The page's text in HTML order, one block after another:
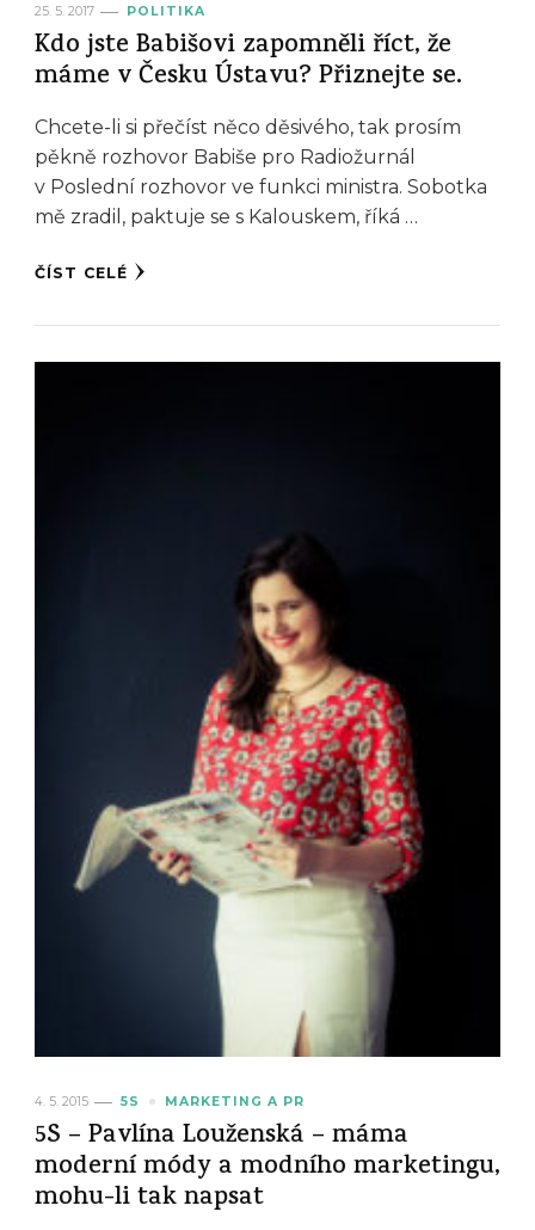
25. 5. 2017 POLITIKA
Kdo jste Babišovi zapomněli říct, že
máme v Česku Ústavu? Přiznejte se.
Chcete-li si přečíst něco děsivého, tak prosím
pěkně rozhovor Babiše pro Radiožurnál
v Poslední rozhovor ve funkci ministra. Sobotka
mě zradil, paktuje se s Kalouskem, říká …
ČÍST CELÉ
4. 5. 2015 5S MARKETING A PR
5S – Pavlína Louženská – máma
moderní módy a modního marketingu,
mohu-li tak napsat